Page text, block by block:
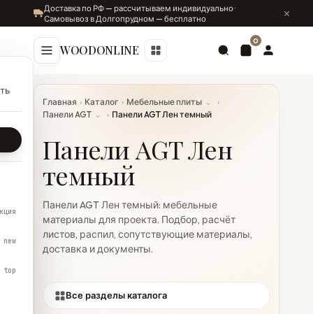
Доставка по РФ — рассчитываем индивидуально ·
Самовывоз в Долгопрудном — бесплатно
WOODONLINE
0
Главная › Каталог › Мебельные плиты ⌄
›
Панели AGT ⌄ › Панели AGT Лен темный
Панели AGT Лен
темный
Панели AGT Лен темный: мебельные
материалы для проекта. Подбор, расчёт
листов, распил, сопутствующие материалы,
доставка и документы.
Все разделы каталога
new
top